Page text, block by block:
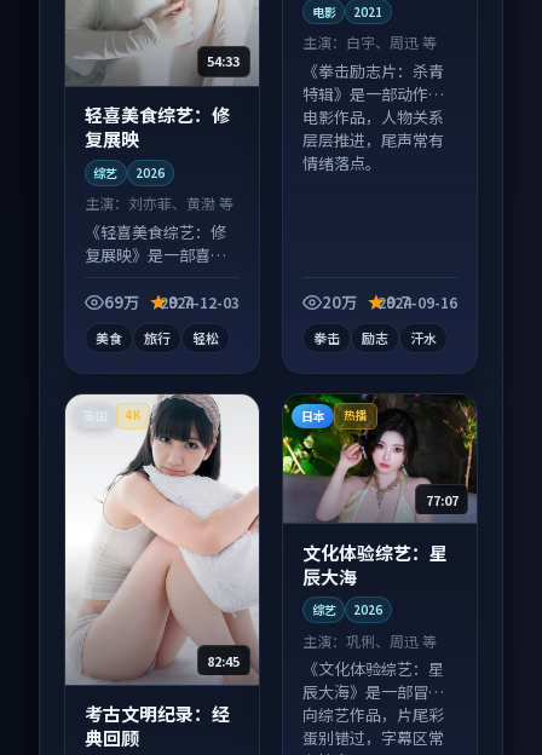
54:33
轻喜美食综艺：修
复展映
综艺 2026
主演： 刘亦菲、黄渤 等
《轻喜美食综艺：修
复展映》是一部喜剧
续发酵，适合周末一
69万 9.7
2024-12-03
美食 旅行 轻松
电影 2021
主演： 白宇、周迅 等
《拳击励志片：杀青
特辑》是一部动作向
电影作品，人物关系
层层推进，尾声常有
情绪落点。
20万 9.7
2024-09-16
拳击 励志 汗水
4K
82:45
考古文明纪录：经
典回顾
日本 热播
77:07
文化体验综艺：星
辰大海
综艺 2026
主演：巩俐、周迅 等
《文化体验综艺：星
辰大海》是一部冒险
向综艺作品，片尾彩
蛋别错过，字幕区常